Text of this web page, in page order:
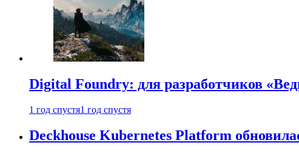
Digital Foundry: для разработчиков
1 год спустя1 год спустя
Deckhouse Kubernetes Platform